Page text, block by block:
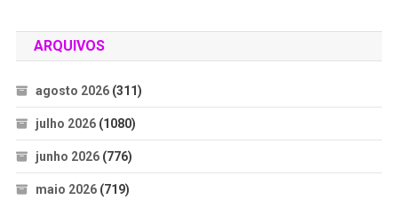
ARQUIVOS
agosto 2026(311)
julho 2026(1080)
junho 2026(776)
maio 2026(719)